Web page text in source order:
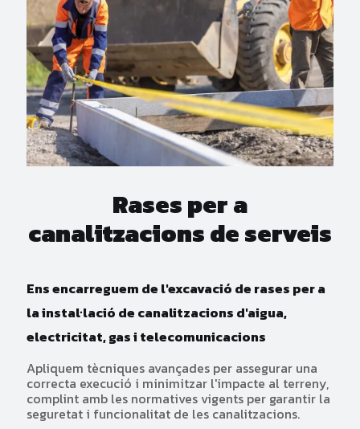
Rases per a
canalitzacions de serveis
Ens encarreguem de l'excavació de rases per a
la instal·lació de canalitzacions d'aigua,
electricitat, gas i telecomunicacions
Apliquem tècniques avançades per assegurar una
correcta execució i minimitzar l'impacte al terreny,
complint amb les normatives vigents per garantir la
seguretat i funcionalitat de les canalitzacions.